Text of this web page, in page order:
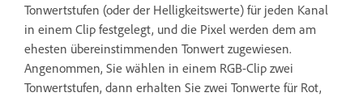
Tonwertstufen (oder der Helligkeitswerte) für jeden Kanal
in einem Clip festgelegt, und die Pixel werden dem am
ehesten übereinstimmenden Tonwert zugewiesen.
Angenommen, Sie wählen in einem RGB-Clip zwei
Tonwertstufen, dann erhalten Sie zwei Tonwerte für Rot,